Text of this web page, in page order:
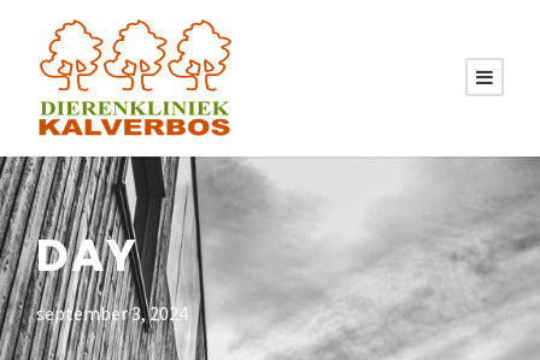
DAY
september 3, 2024